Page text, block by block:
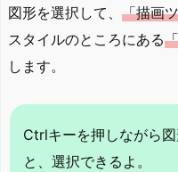
図形を選択して、 「描画
スタイルのところにある
します。
Ctrlキーを押しながら
と、選択できるよ。